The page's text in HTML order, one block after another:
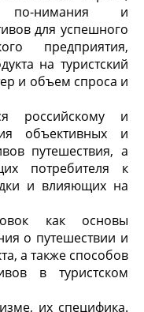
по-нимания и
для успешного
предприятия,
на туристский
и объем спроса и
российскому и
объективных и
путешествия, а
потребителя к
и влияющих на
как основы
о путешествии и
а также способов
в туристском
их специфика.